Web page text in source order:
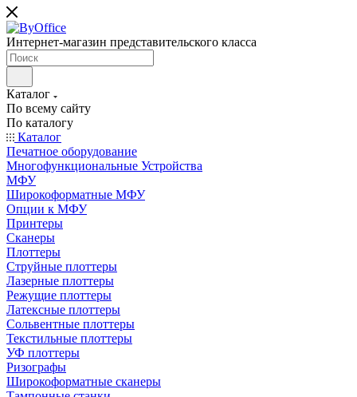
Интернет-магазин представительского класса
Каталог
По всему сайту
По каталогу
Каталог
Печатное оборудование
Многофункциональные Устройства
МФУ
Широкоформатные МФУ
Опции к МФУ
Принтеры
Сканеры
Плоттеры
Струйные плоттеры
Лазерные плоттеры
Режущие плоттеры
Латексные плоттеры
Сольвентные плоттеры
Текстильные плоттеры
УФ плоттеры
Ризографы
Широкоформатные сканеры